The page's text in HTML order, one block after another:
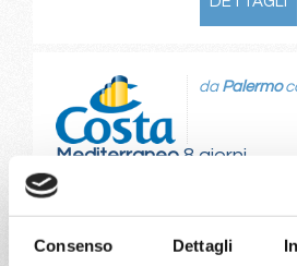
Consenso Dettagli
Mediterraneo8 giorni
da Palermo
Palermo, Civitavecchia, Savona,
Goulette, Palermo